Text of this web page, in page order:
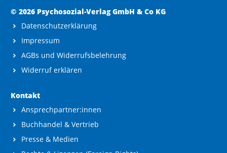
© 2026 Psychosozial-Verlag GmbH & Co KG
Datenschutzerklärung
Impressum
AGBs und Widerrufsbelehrung
Widerruf erklären
Kontakt
Ansprechpartner:innen
Buchhandel & Vertrieb
Presse & Medien